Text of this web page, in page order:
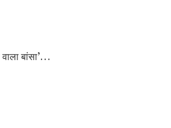
बांसा’…